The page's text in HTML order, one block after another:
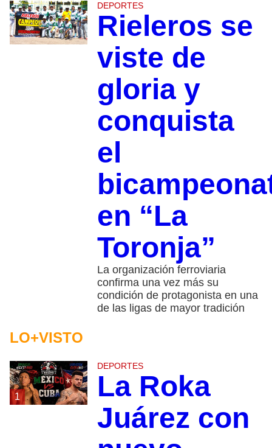
DEPORTES
Rieleros se
viste de
gloria y
conquista
el
en “La
Toronja”
La organización ferroviaria
confirma una vez más su
condición de protagonista en una
de las ligas de mayor tradición
LO+VISTO
1
DEPORTES
La Roka
Juárez con